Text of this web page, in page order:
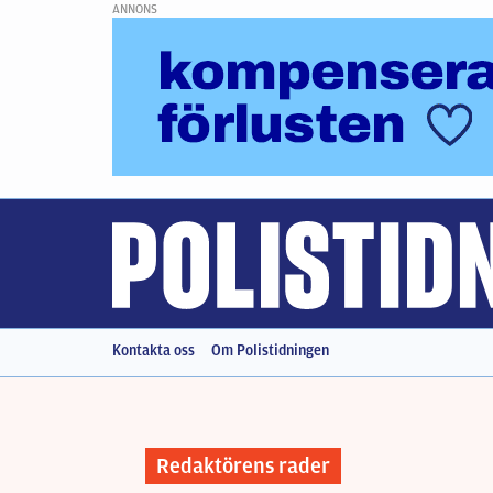
ANNONS
Kontakta oss Om Polistidningen
Redaktörens rader